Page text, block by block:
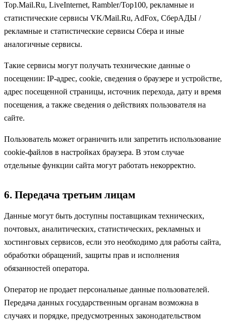
Top.Mail.Ru, LiveInternet, Rambler/Top100, рекламные и
статистические сервисы VK/Mail.Ru, AdFox, СберАДЫ /
рекламные и статистические сервисы Сбера и иные
аналогичные сервисы.
Такие сервисы могут получать технические данные о
посещении: IP-адрес, cookie, сведения о браузере и устройстве,
адрес посещенной страницы, источник перехода, дату и время
посещения, а также сведения о действиях пользователя на
сайте.
Пользователь может ограничить или запретить использование
cookie-файлов в настройках браузера. В этом случае
отдельные функции сайта могут работать некорректно.
6. Передача третьим лицам
Данные могут быть доступны поставщикам технических,
почтовых, аналитических, статистических, рекламных и
хостинговых сервисов, если это необходимо для работы сайта,
обработки обращений, защиты прав и исполнения
обязанностей оператора.
Оператор не продает персональные данные пользователей.
Передача данных государственным органам возможна в
случаях и порядке, предусмотренных законодательством